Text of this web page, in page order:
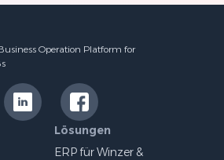
Operation Platform for
LinkExternalLinkExternal
Lösungen
ERP für Winzer &